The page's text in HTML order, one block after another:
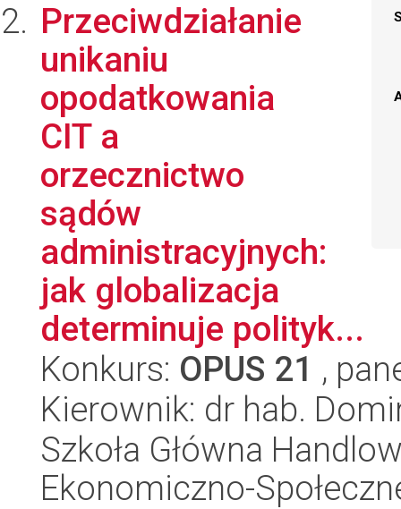
Przeciwdziałanie
unikaniu
opodatkowania
CIT a
orzecznictwo
sądów
administracyjnych:
jak globalizacja
determinuje polityk...
Konkurs: OPUS 21 ,
Kierownik: dr hab.
Szkoła Główna
Ekonomiczno-